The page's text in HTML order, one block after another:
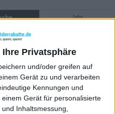
Privatsphäre
und/oder greifen auf
Gerät zu und verarbeiten
Kennungen und
Gerät für personalisierte
Inhaltsmessung,
Jahr
599 Euro: Sieben Nächte direkt am
der CAMP DAVID Mode
für 19,99 Euro